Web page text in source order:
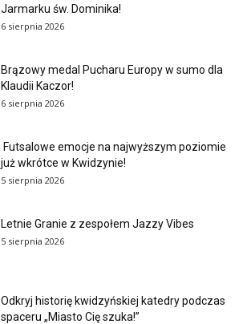
Jarmarku św. Dominika!
6 sierpnia 2026
Brązowy medal Pucharu Europy w sumo dla
Klaudii Kaczor!
6 sierpnia 2026
Futsalowe emocje na najwyższym poziomie
już wkrótce w Kwidzynie!
5 sierpnia 2026
Letnie Granie z zespołem Jazzy Vibes
5 sierpnia 2026
Odkryj historię kwidzyńskiej katedry podczas
spaceru „Miasto Cię szuka!”